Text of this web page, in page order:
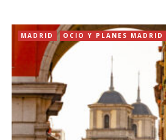
MADRID OCIO Y PLANES MADRID